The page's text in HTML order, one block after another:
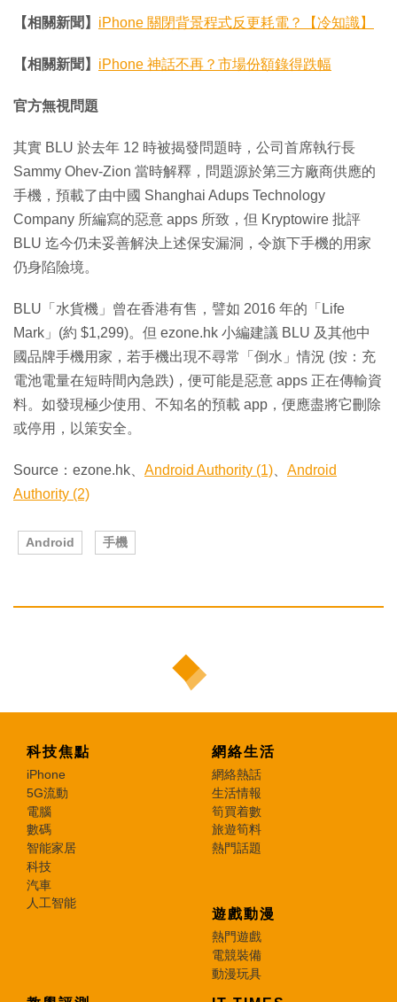
【相關新聞】 iPhone 關閉背景程式反更耗電？【冷知識】
【相關新聞】 iPhone 神話不再？市場份額錄得跌幅
官方無視問題
其實 BLU 於去年 12 時被揭發問題時，公司首席執行長
Sammy Ohev-Zion 當時解釋，問題源於第三方廠商供應的
手機，預載了由中國 Shanghai Adups Technology
Company 所編寫的惡意 apps 所致，但 Kryptowire 批評
BLU 迄今仍未妥善解決上述保安漏洞，令旗下手機的用家
仍身陷險境。
BLU「水貨機」曾在香港有售，譬如 2016 年的「Life
Mark」(約 $1,299)。但 ezone.hk 小編建議 BLU 及其他中
國品牌手機用家，若手機出現不尋常「倒水」情況 (按：充
電池電量在短時間內急跌)，便可能是惡意 apps 正在傳輸資
料。如發現極少使用、不知名的預載 app，便應盡將它刪除
或停用，以策安全。
Source：ezone.hk、 Android Authority (1)
Android
Authority (2)
Android 手機
科技焦點
iPhone
5G流動
電腦
數碼
智能家居
科技
汽車
人工智能
網絡生活
網絡熱話
生活情報
筍買着數
旅遊筍料
熱門話題
遊戲動漫
熱門遊戲
電競裝備
動漫玩具